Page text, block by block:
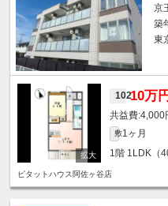
京
築
東
10210万円
4,000
敷1ヶ月
1階 1LDK（
ピタットハウス阿佐ヶ谷店